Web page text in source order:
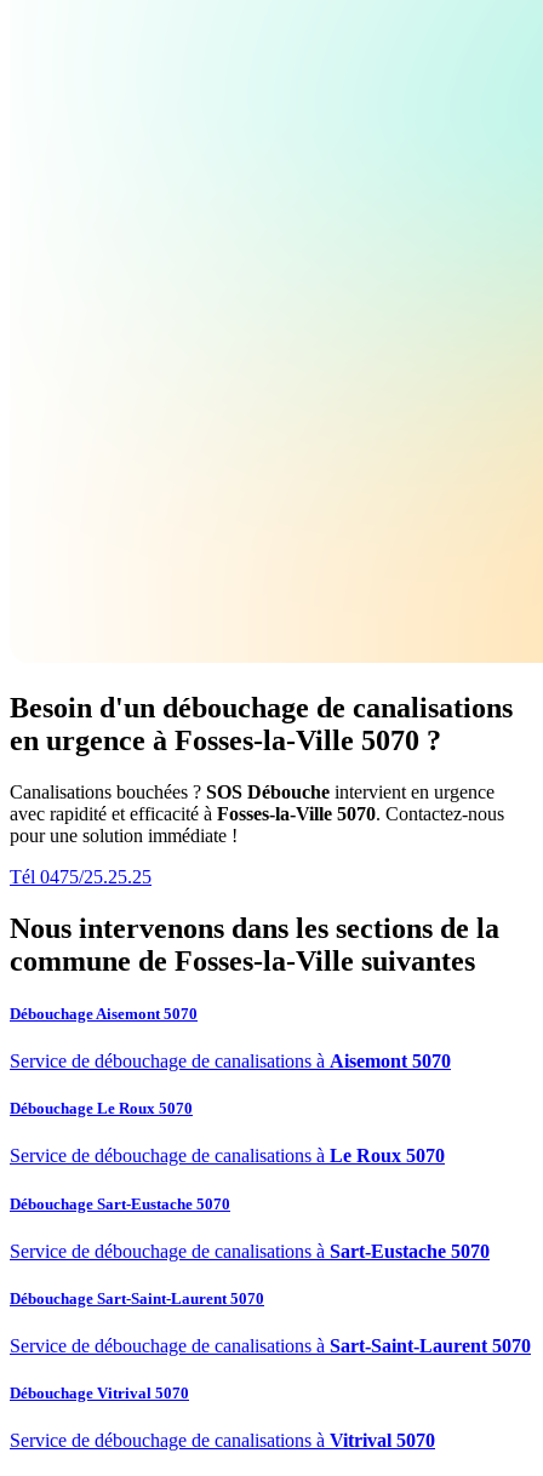
Besoin d'un débouchage de canalisations
en urgence à Fosses-la-Ville 5070 ?
Canalisations bouchées ? SOS Débouche intervient en urgence
avec rapidité et efficacité à Fosses-la-Ville 5070. Contactez-nous
pour une solution immédiate !
Tél 0475/25.25.25
Nous intervenons dans les sections de la
commune de Fosses-la-Ville suivantes
Débouchage Aisemont 5070
Service de débouchage de canalisations à Aisemont 5070
Débouchage Le Roux 5070
Service de débouchage de canalisations à Le Roux 5070
Débouchage Sart-Eustache 5070
Service de débouchage de canalisations à Sart-Eustache 5070
Débouchage Sart-Saint-Laurent 5070
Service de débouchage de canalisations à Sart-Saint-Laurent 5070
Débouchage Vitrival 5070
Service de débouchage de canalisations à Vitrival 5070